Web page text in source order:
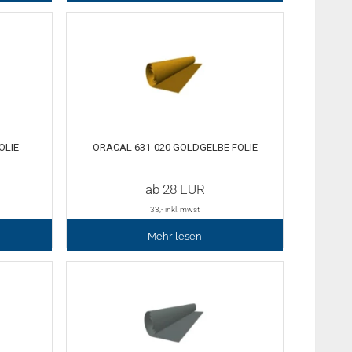
ORACAL 631-020 GOLDGELBE FOLIE
ab 28EUR
33 ,- inkl. mwst
Mehr lesen